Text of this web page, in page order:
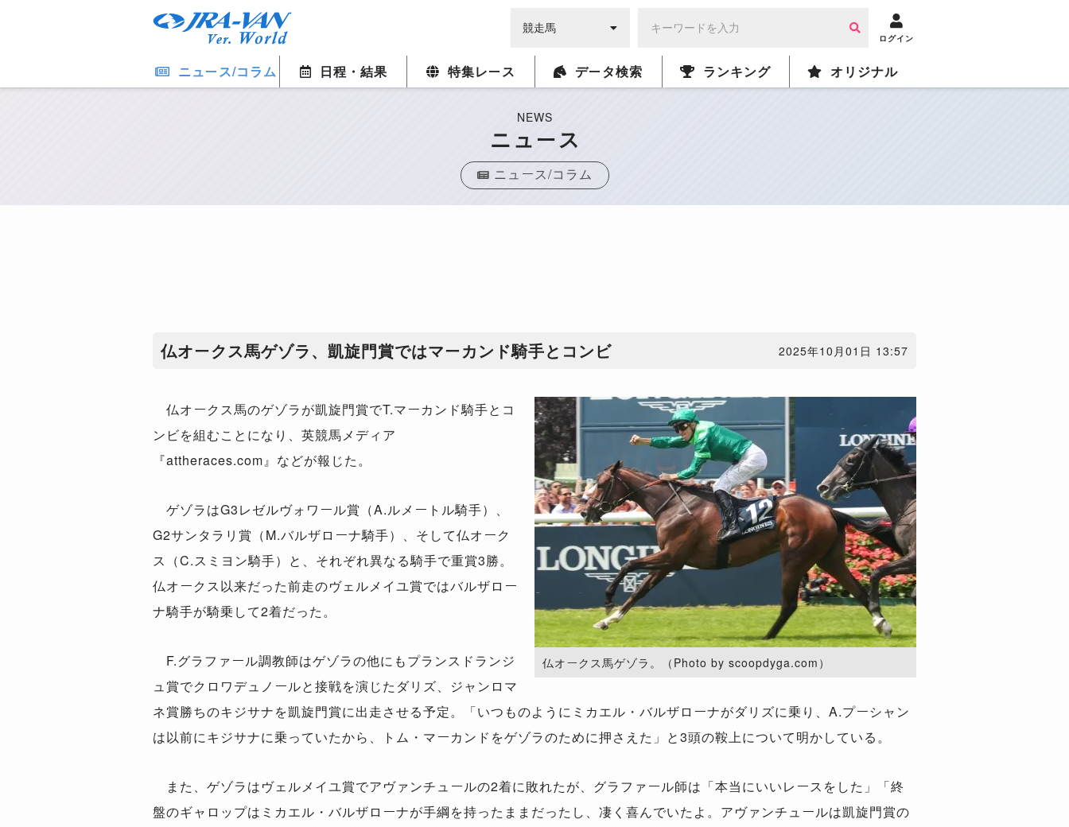
ログイン
ニュース/コラム 日程・結果 特集レース データ検索 ランキング オリジナル
NEWS
ニュース
ニュース/コラム
仏オークス馬ゲゾラ、凱旋門賞ではマーカンド騎手とコンビ 2025年10月01日 13:57
仏オークス馬ゲゾラ。（Photo by scoopdyga.com）
仏オークス馬のゲゾラが凱旋門賞でT.マーカンド騎手とコ
ンビを組むことになり、英競馬メディア
『attheraces.com』などが報じた。
ゲゾラはG3レゼルヴォワール賞（A.ルメートル騎手）、
G2サンタラリ賞（M.バルザローナ騎手）、そして仏オーク
ス（C.スミヨン騎手）と、それぞれ異なる騎手で重賞3勝。
仏オークス以来だった前走のヴェルメイユ賞ではバルザロー
ナ騎手が騎乗して2着だった。
F.グラファール調教師はゲゾラの他にもプランスドランジ
ュ賞でクロワデュノールと接戦を演じたダリズ、ジャンロマ
ネ賞勝ちのキジサナを凱旋門賞に出走させる予定。「いつものようにミカエル・バルザローナがダリズに乗り、A.プーシャン
は以前にキジサナに乗っていたから、トム・マーカンドをゲゾラのために押さえた」と3頭の鞍上について明かしている。
また、ゲゾラはヴェルメイユ賞でアヴァンチュールの2着に敗れたが、グラファール師は「本当にいいレースをした」「終
盤のギャロップはミカエル・バルザローナが手綱を持ったままだったし、凄く喜んでいたよ。アヴァンチュールは凱旋門賞の